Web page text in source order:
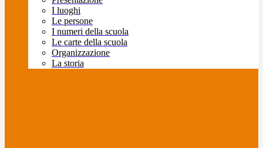
I luoghi
Le persone
I numeri della scuola
Le carte della scuola
Organizzazione
La storia